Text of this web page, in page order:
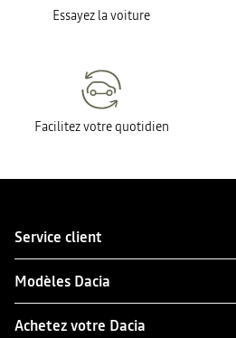
Essayez la voiture
Facilitez votre quotidien
Service client
Modèles Dacia
Achetez votre Dacia